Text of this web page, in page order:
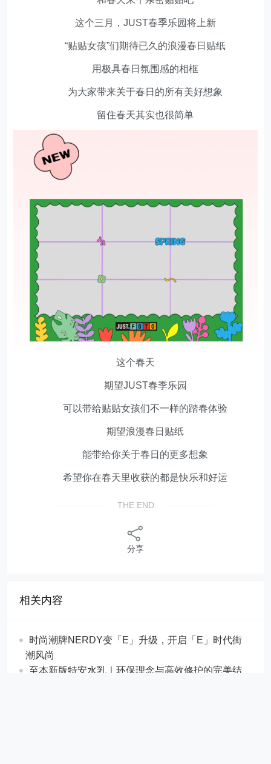
这个三月，JUST春季乐园将上新
“贴贴女孩”们期待已久的浪漫春日贴纸
用极具春日氛围感的相框
为大家带来关于春日的所有美好想象
留住春天其实也很简单
这个春天
期望JUST春季乐园
可以带给贴贴女孩们不一样的踏春体验
期望浪漫春日贴纸
能带给你关于春日的更多想象
希望你在春天里收获的都是快乐和好运
THE END
分享
相关内容
时尚潮牌NERDY变「E」升级，开启「E」时代街
潮风尚
至本新版特安水乳｜环保理念与高效修护的完美结